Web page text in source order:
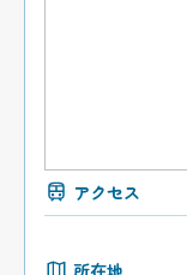
アクセス